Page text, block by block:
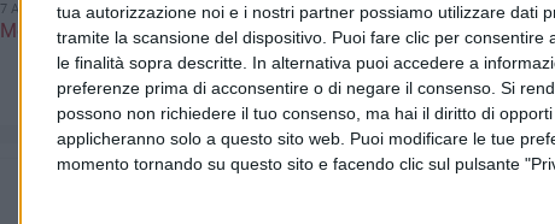
tua autorizzazione noi e i nostri partner possiamo utilizzare dati
tramite la scansione del dispositivo. Puoi fare clic per
le finalità sopra descritte. In alternativa puoi accedere a
preferenze prima di acconsentire o di negare il consenso. Si
possono non richiedere il tuo consenso, ma hai il diritto di
applicheranno solo a questo sito web. Puoi modificare le tue
momento tornando su questo sito e facendo clic sul pulsante
7 AGOSTO 2026
Mercato Bari, Verreth all'addio
7 AGOSTO 2026
Due
tra Bari e
hanno 17 anni